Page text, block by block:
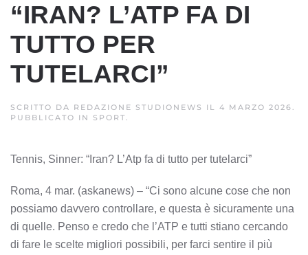
“IRAN? L’ATP FA DI
TUTTO PER
TUTELARCI”
SCRITTO DA REDAZIONE STUDIONEWS IL 4 MARZO 2026.
PUBBLICATO IN SPORT.
Tennis, Sinner: “Iran? L’Atp fa di tutto per tutelarci”
Roma, 4 mar. (askanews) – “Ci sono alcune cose che non
possiamo davvero controllare, e questa è sicuramente una
di quelle. Penso e credo che l’ATP e tutti stiano cercando
di fare le scelte migliori possibili, per farci sentire il più